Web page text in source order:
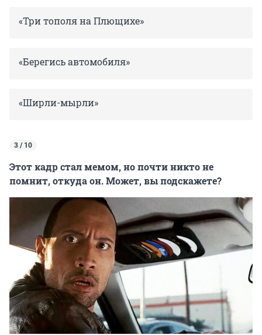
«Три тополя на Плющихе»
«Берегись автомобиля»
«Ширли-мырли»
3 / 10
Этот кадр стал мемом, но почти никто не
помнит, откуда он. Может, вы подскажете?